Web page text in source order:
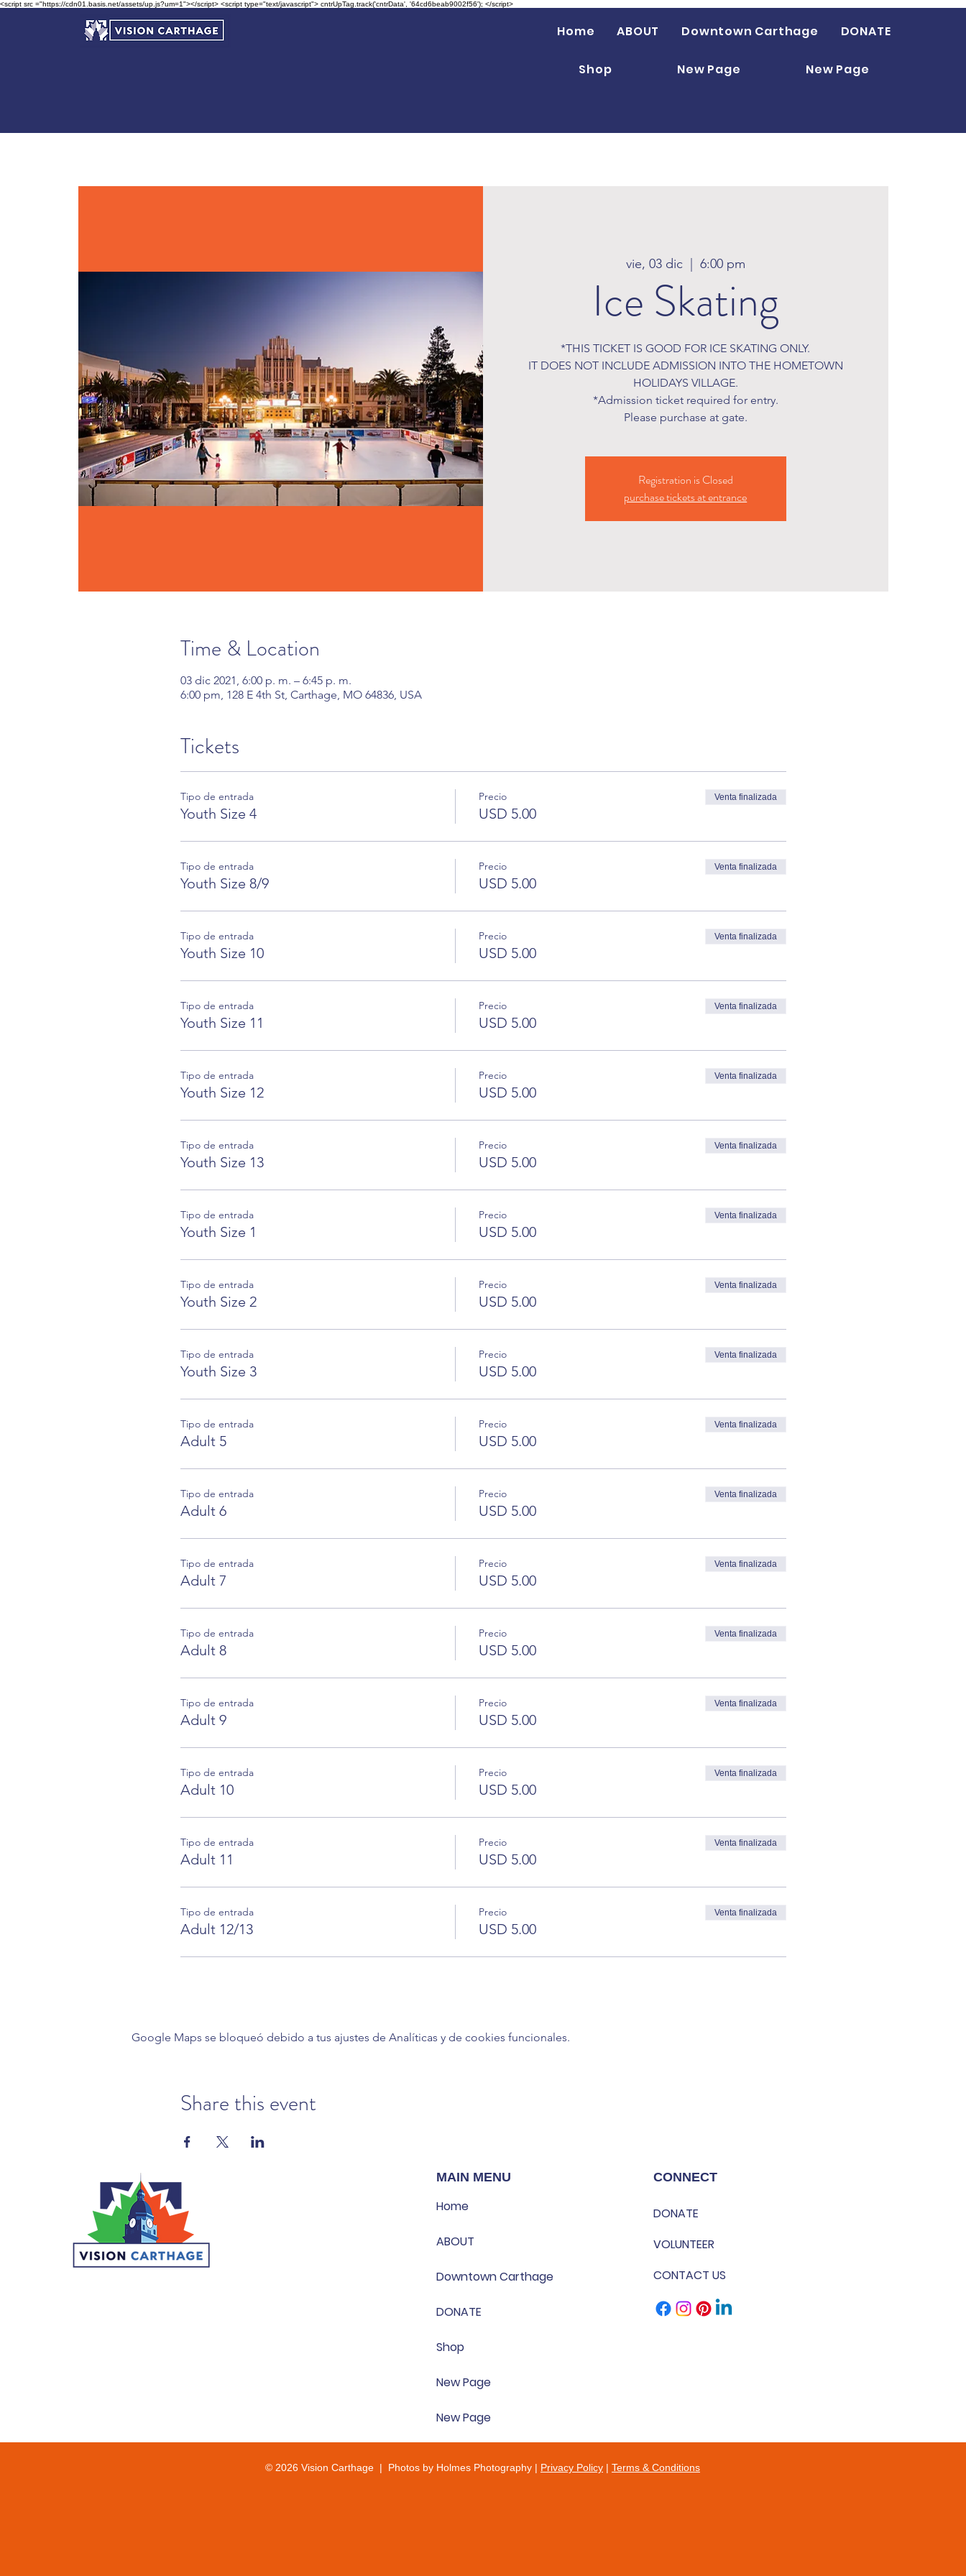
<script src ="https://cdn01.basis.net/assets/up.js?um=1"></script> <script type="text/javascript"> cntrUpTag.track('cntrData', '64cd6beab9002f56'); </script>
Home ABOUT Downtown Carthage DONATE
Shop New Page New Page
vie, 03 dic
  |
6:00 pm
Ice Skating
*THIS TICKET IS GOOD FOR ICE SKATING ONLY.
IT DOES NOT INCLUDE ADMISSION INTO THE HOMETOWN
HOLIDAYS VILLAGE.
*Admission ticket required for entry.
Please purchase at gate.
Registration is Closed
purchase tickets at entrance
Time & Location
03 dic 2021, 6:00 p. m. – 6:45 p. m.
6:00 pm, 128 E 4th St, Carthage, MO 64836, USA
Tickets
Tipo de entrada
Youth Size 4
Precio
USD 5.00
Venta finalizada
Tipo de entrada
Youth Size 8/9
Precio
USD 5.00
Venta finalizada
Tipo de entrada
Youth Size 10
Precio
USD 5.00
Venta finalizada
Tipo de entrada
Youth Size 11
Precio
USD 5.00
Venta finalizada
Tipo de entrada
Youth Size 12
Precio
USD 5.00
Venta finalizada
Tipo de entrada
Youth Size 13
Precio
USD 5.00
Venta finalizada
Tipo de entrada
Youth Size 1
Precio
USD 5.00
Venta finalizada
Tipo de entrada
Youth Size 2
Precio
USD 5.00
Venta finalizada
Tipo de entrada
Youth Size 3
Precio
USD 5.00
Venta finalizada
Tipo de entrada
Adult 5
Precio
USD 5.00
Venta finalizada
Tipo de entrada
Adult 6
Precio
USD 5.00
Venta finalizada
Tipo de entrada
Adult 7
Precio
USD 5.00
Venta finalizada
Tipo de entrada
Adult 8
Precio
USD 5.00
Venta finalizada
Tipo de entrada
Adult 9
Precio
USD 5.00
Venta finalizada
Tipo de entrada
Adult 10
Precio
USD 5.00
Venta finalizada
Tipo de entrada
Adult 11
Precio
USD 5.00
Venta finalizada
Tipo de entrada
Adult 12/13
Precio
USD 5.00
Venta finalizada
Google Maps se bloqueó debido a tus ajustes de Analíticas y de cookies funcionales.
Share this event
MAIN MENU
Home
ABOUT
Downtown Carthage
DONATE
Shop
New Page
New Page
CONNECT
DONATE
VOLUNTEER
CONTACT US
© 2026 Vision Carthage | Photos by Holmes Photography | Privacy Policy | Terms & Conditions